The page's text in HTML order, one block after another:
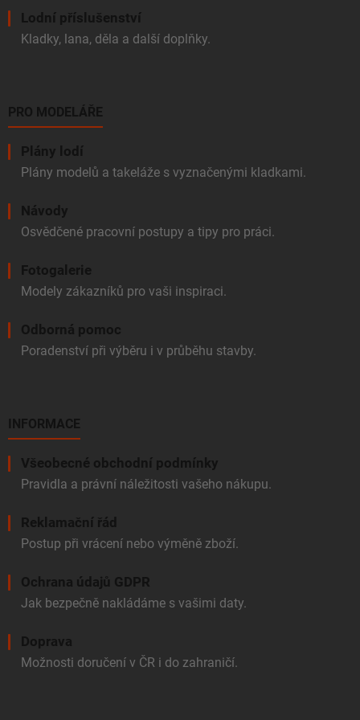
Lodní příslušenství
Kladky, lana, děla a další doplňky.
PRO MODELÁŘE
Plány lodí
Plány modelů a takeláže s vyznačenými kladkami.
Návody
Osvědčené pracovní postupy a tipy pro práci.
Fotogalerie
Modely zákazníků pro vaši inspiraci.
Odborná pomoc
Poradenství při výběru i v průběhu stavby.
INFORMACE
Všeobecné obchodní podmínky
Pravidla a právní náležitosti vašeho nákupu.
Reklamační řád
Postup při vrácení nebo výměně zboží.
Ochrana údajů GDPR
Jak bezpečně nakládáme s vašimi daty.
Doprava
Možnosti doručení v ČR i do zahraničí.